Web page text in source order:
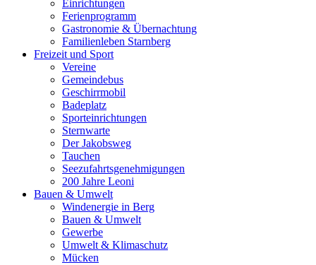
Einrichtungen
Ferienprogramm
Gastronomie & Übernachtung
Familienleben Starnberg
Freizeit und Sport
Vereine
Gemeindebus
Geschirrmobil
Badeplatz
Sporteinrichtungen
Sternwarte
Der Jakobsweg
Tauchen
Seezufahrtsgenehmigungen
200 Jahre Leoni
Bauen & Umwelt
Windenergie in Berg
Bauen & Umwelt
Gewerbe
Umwelt & Klimaschutz
Mücken